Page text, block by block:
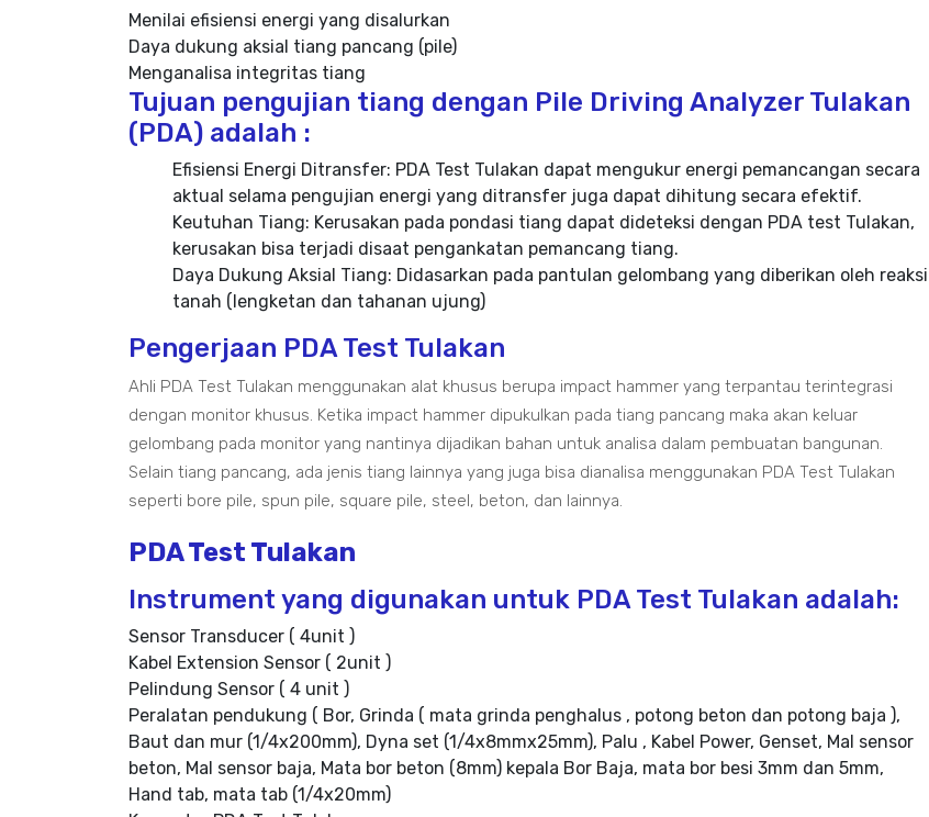
Menilai efisiensi energi yang disalurkan
Daya dukung aksial tiang pancang (pile)
Menganalisa integritas tiang
Tujuan pengujian tiang dengan Pile Driving Analyzer Tulakan
(PDA) adalah :
Efisiensi Energi Ditransfer: PDA Test Tulakan dapat mengukur energi pemancangan secara
aktual selama pengujian energi yang ditransfer juga dapat dihitung secara efektif.
Keutuhan Tiang: Kerusakan pada pondasi tiang dapat dideteksi dengan PDA test Tulakan,
kerusakan bisa terjadi disaat pengankatan pemancang tiang.
Daya Dukung Aksial Tiang: Didasarkan pada pantulan gelombang yang diberikan oleh reaksi
tanah (lengketan dan tahanan ujung)
Pengerjaan PDA Test Tulakan
Ahli PDA Test Tulakan menggunakan alat khusus berupa impact hammer yang terpantau terintegrasi
dengan monitor khusus. Ketika impact hammer dipukulkan pada tiang pancang maka akan keluar
gelombang pada monitor yang nantinya dijadikan bahan untuk analisa dalam pembuatan bangunan.
Selain tiang pancang, ada jenis tiang lainnya yang juga bisa dianalisa menggunakan PDA Test Tulakan
seperti bore pile, spun pile, square pile, steel, beton, dan lainnya.
PDA Test Tulakan
Instrument yang digunakan untuk PDA Test Tulakan adalah:
Sensor Transducer ( 4unit )
Kabel Extension Sensor ( 2unit )
Pelindung Sensor ( 4 unit )
Peralatan pendukung ( Bor, Grinda ( mata grinda penghalus , potong beton dan potong baja ),
Baut dan mur (1/4x200mm), Dyna set (1/4x8mmx25mm), Palu , Kabel Power, Genset, Mal sensor
beton, Mal sensor baja, Mata bor beton (8mm) kepala Bor Baja, mata bor besi 3mm dan 5mm,
Hand tab, mata tab (1/4x20mm)